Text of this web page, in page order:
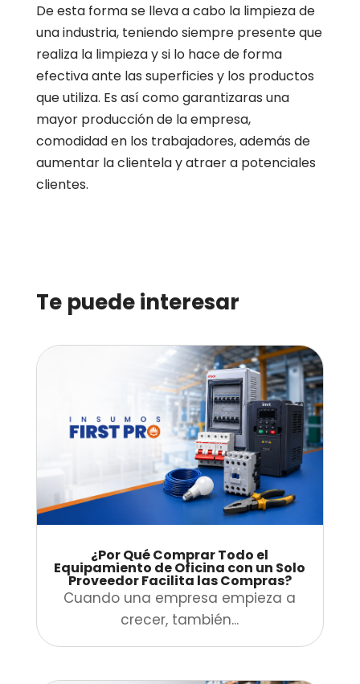
De esta forma se lleva a cabo la limpieza de
una industria, teniendo siempre presente que
realiza la limpieza y si lo hace de forma
efectiva ante las superficies y los productos
que utiliza. Es así como garantizaras una
mayor producción de la empresa,
comodidad en los trabajadores, además de
aumentar la clientela y atraer a potenciales
clientes.
Te puede interesar
¿Por Qué Comprar Todo el
Equipamiento de Oficina con un Solo
Proveedor Facilita las Compras?
Cuando una empresa empieza a
crecer, también...